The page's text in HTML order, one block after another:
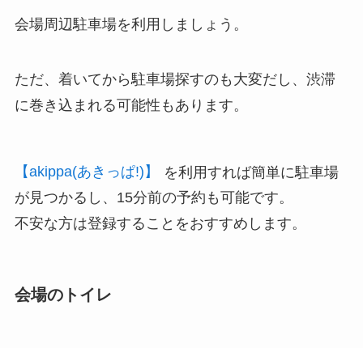
会場周辺駐車場を利用しましょう。
ただ、着いてから駐車場探すのも大変だし、渋滞
に巻き込まれる可能性もあります。
【akippa(あきっぱ!)】
を利用すれば簡単に駐車場
が見つかるし、15分前の予約も可能です。
不安な方は登録することをおすすめします。
会場のトイレ